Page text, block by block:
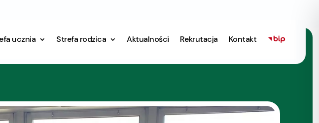
ucznia Strefa rodzica Aktualności Rekrutacja Kontakt